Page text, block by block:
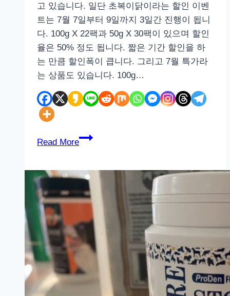
고 있습니다. 일단 초복이닭이라는 할인 이벤
트는 7월 7일부터 9일까지 3일간 진행이 됩니
다. 100g X 22팩과 50g X 30팩이 있으며 할인
율은 50% 정도 됩니다. 짧은 기간 할인을 하
는 만큼 할인폭이 큽니다. 그리고 7월 특가라
는 상품도 있습니다. 100g…
Read More
굽
먼
강
아
지
화
식
인